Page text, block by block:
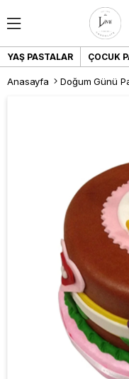
YAŞ PASTALAR ÇOCUK
Anasayfa Doğum Günü